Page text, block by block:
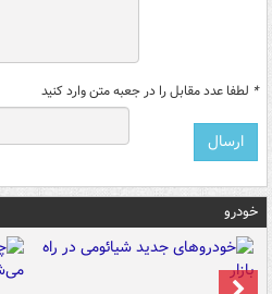
* لطفا عدد مقابل را در جعبه متن وارد کنید
خودرو